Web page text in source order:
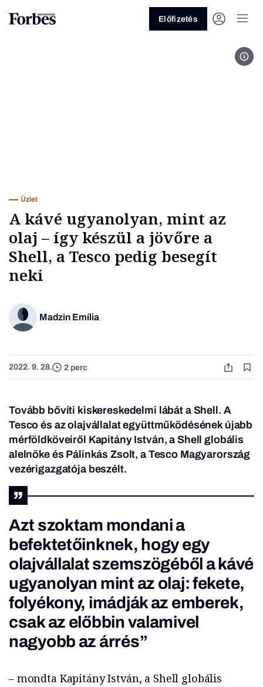
Előfizetés
Üzlet
A kávé ugyanolyan, mint az
olaj – így készül a jövőre a
Shell, a Tesco pedig besegít
neki
Madzin Emília
2022. 9. 28. 2 perc
Tovább bővíti kiskereskedelmi lábát a Shell. A
Tesco és az olajvállalat együttműködésének újabb
mérföldköveiről Kapitány István, a Shell globális
alelnöke és Pálinkás Zsolt, a Tesco Magyarország
vezérigazgatója beszélt.
Azt szoktam mondani a
befektetőinknek, hogy egy
olajvállalat szemszögéből a kávé
ugyanolyan mint az olaj: fekete,
folyékony, imádják az emberek,
csak az előbbin valamivel
nagyobb az árrés”
– mondta Kapitány István, a Shell globális